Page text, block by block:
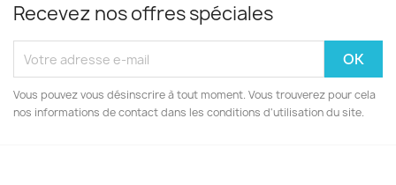
Recevez nos offres spéciales
Vous pouvez vous désinscrire à tout moment. Vous trouverez pour cela
nos informations de contact dans les conditions d'utilisation du site.